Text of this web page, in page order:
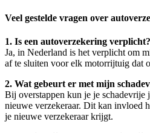
Veel gestelde vragen over
1. Is een autoverzekering verplicht?
Ja, in Nederland is het verplicht om
af te sluiten voor elk motorrijtuig dat
2. Wat gebeurt er met mijn
Bij overstappen kun je je schadevrije
nieuwe verzekeraar. Dit kan invloed
je nieuwe verzekeraar krijgt.